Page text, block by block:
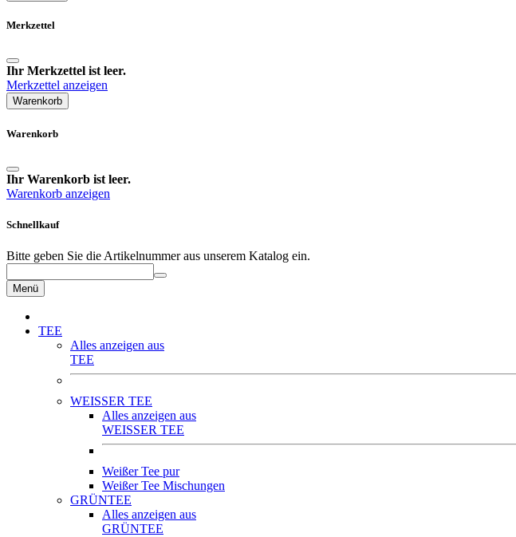
Merkzettel
Ihr Merkzettel ist leer.
Merkzettel anzeigen
Warenkorb
Warenkorb
Ihr Warenkorb ist leer.
Warenkorb anzeigen
Schnellkauf
Bitte geben Sie die Artikelnummer aus unserem Katalog ein.
Menü
TEE
Alles anzeigen aus
TEE
WEISSER TEE
Alles anzeigen aus
WEISSER TEE
Weißer Tee pur
Weißer Tee Mischungen
GRÜNTEE
Alles anzeigen aus
GRÜNTEE